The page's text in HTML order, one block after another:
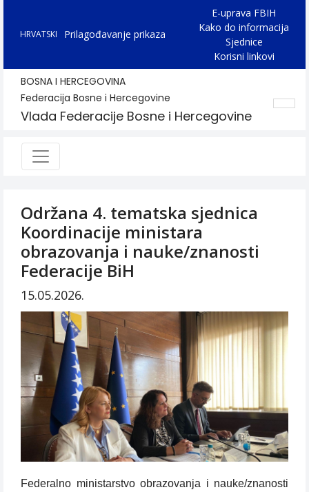
HRVATSKI Prilagođavanje prikaza
E-uprava FBIH
Kako do informacija
Sjednice
Korisni linkovi
BOSNA I HERCEGOVINA
Federacija Bosne i Hercegovine
Vlada Federacije Bosne i Hercegovine
Održana 4. tematska sjednica
Koordinacije ministara
obrazovanja i nauke/znanosti
Federacije BiH
15.05.2026.
Federalno ministarstvo obrazovanja i nauke/znanosti